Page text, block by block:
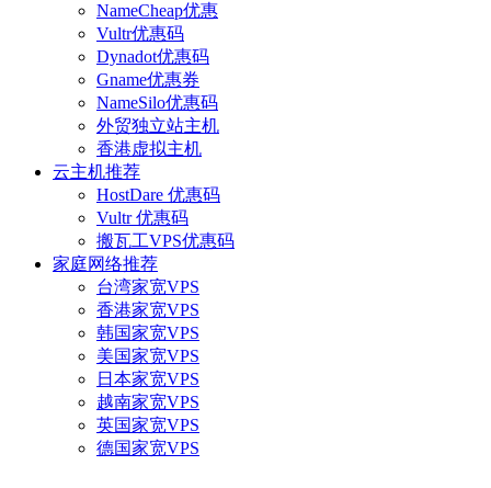
NameCheap优惠
Vultr优惠码
Dynadot优惠码
Gname优惠券
NameSilo优惠码
外贸独立站主机
香港虚拟主机
云主机推荐
HostDare 优惠码
Vultr 优惠码
搬瓦工VPS优惠码
家庭网络推荐
台湾家宽VPS
香港家宽VPS
韩国家宽VPS
美国家宽VPS
日本家宽VPS
越南家宽VPS
英国家宽VPS
德国家宽VPS